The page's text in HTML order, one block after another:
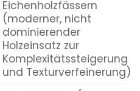
Eichenholzfässern
(moderner, nicht
dominierender
Holzeinsatz zur
Komplexitätssteigerung
und Texturverfeinerung)